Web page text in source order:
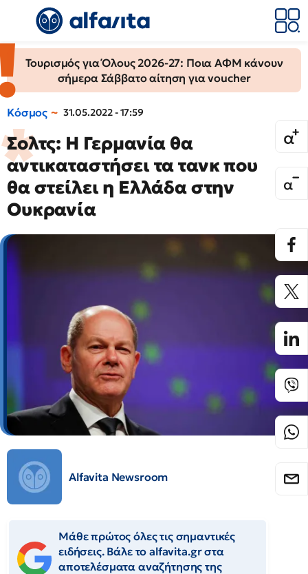
Τουρισμός για Όλους 2026-27: Ποια ΑΦΜ κάνουν
σήμερα Σάββατο αίτηση για voucher
Κόσμος 31.05.2022 - 17:59
Σολτς: Η Γερμανία θα
αντικαταστήσει τα τανκ που
θα στείλει η Ελλάδα στην
Ουκρανία
Alfavita Newsroom
Μάθε πρώτος όλες τις σημαντικές
ειδήσεις. Βάλε το alfavita.gr στα
αποτελέσματα αναζήτησης της